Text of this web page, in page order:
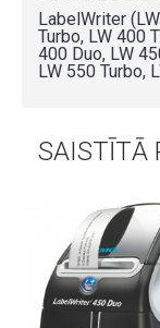
LabelWriter
Turbo, LW 400
400 Duo, LW
LW 550 Turbo,
SAISTĪTĀ